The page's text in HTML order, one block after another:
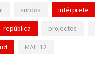
surdos intérprete
república projectos
MAI 112